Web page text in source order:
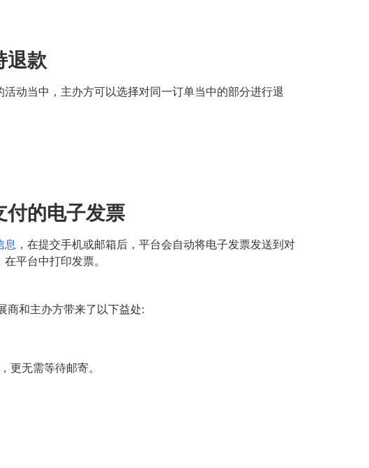
退款
活动当中，主办方可以选择对同一订单当中的部分进行退
付的电子发票
息 ，在提交手机或邮箱后，平台会自动将电子发票发送到对
平台中打印发票。
商和主办方带来了以下益处:
无需等待邮寄。